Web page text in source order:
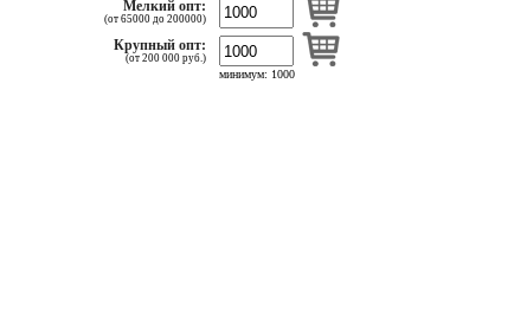
Мелкий опт:
(от 65000 до 200000)
Крупный опт:
(от 200 000 руб.)
минимум: 1000